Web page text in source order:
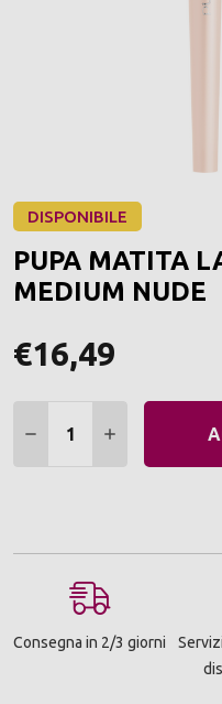
DISPONIBILE
PUPA MATITA
MEDIUM NUDE
€16,49
DIMINUIRE QUANTITÀ:
AUMENTARE
Consegna in 2/3 giorni